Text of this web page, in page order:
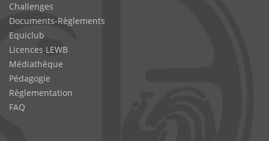
Challenges
Documents-Règlements
Equiclub
Licences LEWB
Médiathèque
Pédagogie
Règlementation
FAQ